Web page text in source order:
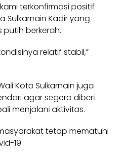
terkonfirmasi positif
Sulkarnain Kadir yang
berkerah.
relatif stabil,”
Kota Sulkarnain juga
agar segera diberi
menjalani aktivitas.
tetap mematuhi
19.